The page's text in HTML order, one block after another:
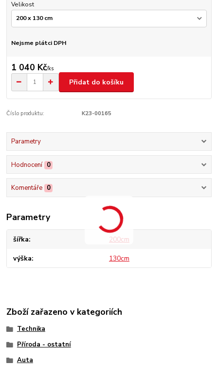
Velikost
Nejsme plátci DPH
1 040 Kč/ks
Přidat do košíku
Číslo produktu: K23-00165
Parametry
Hodnocení 0
Komentáře 0
Parametry
šířka 200cm
výška 130cm
Zboží zařazeno v kategoriích
Technika
Příroda - ostatní
Auta